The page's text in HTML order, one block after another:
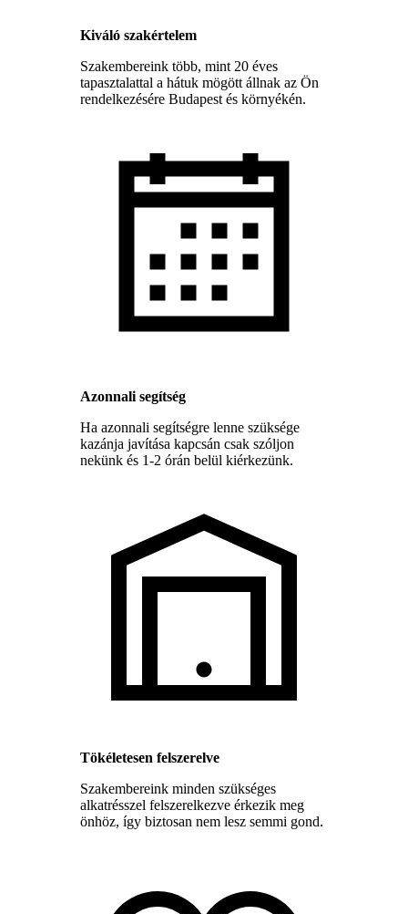
Kiváló szakértelem
Szakembereink több, mint 20 éves
tapasztalattal a hátuk mögött állnak az Ön
rendelkezésére Budapest és környékén.
Azonnali segítség
Ha azonnali segítségre lenne szüksége
kazánja javítása kapcsán csak szóljon
nekünk és 1-2 órán belül kiérkezünk.
Tökéletesen felszerelve
Szakembereink minden szükséges
alkatrésszel felszerelkezve érkezik meg
önhöz, így biztosan nem lesz semmi gond.